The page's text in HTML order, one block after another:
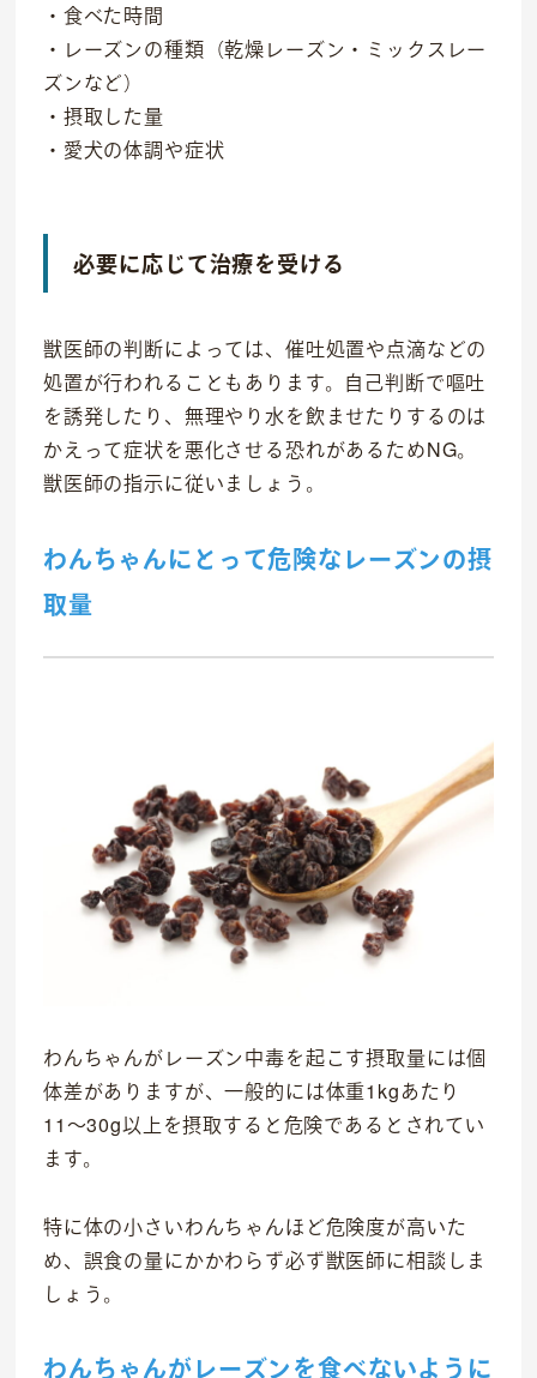
・食べた時間
・レーズンの種類（乾燥レーズン・ミックスレー
ズンなど）
・摂取した量
・愛犬の体調や症状
必要に応じて治療を受ける
獣医師の判断によっては、催吐処置や点滴などの
処置が行われることもあります。自己判断で嘔吐
を誘発したり、無理やり水を飲ませたりするのは
かえって症状を悪化させる恐れがあるためNG。
獣医師の指示に従いましょう。
わんちゃんにとって危険なレーズンの摂
取量
わんちゃんがレーズン中毒を起こす摂取量には個
体差がありますが、一般的には体重1kgあたり
11〜30g以上を摂取すると危険であるとされてい
ます。
特に体の小さいわんちゃんほど危険度が高いた
め、誤食の量にかかわらず必ず獣医師に相談しま
しょう。
わんちゃんがレーズンを食べないように